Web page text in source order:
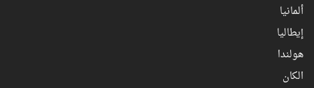
ألمانيا
إيطاليا
هولندا
الكان